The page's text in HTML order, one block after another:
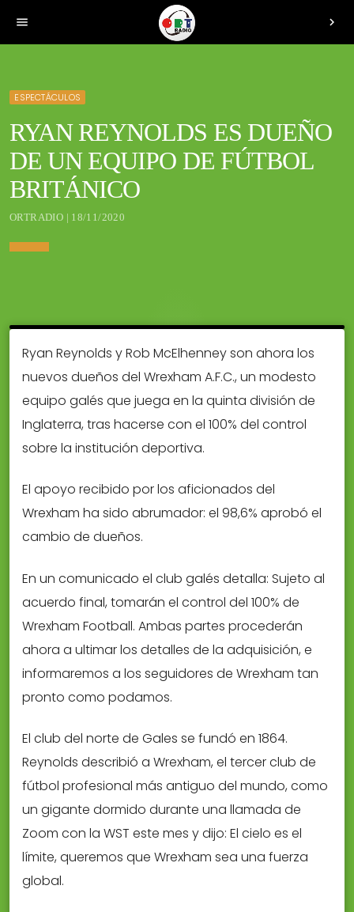
menu chevron_right
ESPECTÁCULOS
RYAN REYNOLDS ES DUEÑO
DE UN EQUIPO DE FÚTBOL
BRITÁNICO
ORTRADIO | 18/11/2020
Ryan Reynolds y Rob McElhenney son ahora los
nuevos dueños del Wrexham A.F.C., un modesto
equipo galés que juega en la quinta división de
Inglaterra, tras hacerse con el 100% del control
sobre la institución deportiva.
El apoyo recibido por los aficionados del
Wrexham ha sido abrumador: el 98,6% aprobó el
cambio de dueños.
En un comunicado el club galés detalla: Sujeto al
acuerdo final, tomarán el control del 100% de
Wrexham Football. Ambas partes procederán
ahora a ultimar los detalles de la adquisición, e
informaremos a los seguidores de Wrexham tan
pronto como podamos.
El club del norte de Gales se fundó en 1864.
Reynolds describió a Wrexham, el tercer club de
fútbol profesional más antiguo del mundo, como
un gigante dormido durante una llamada de
Zoom con la WST este mes y dijo: El cielo es el
límite, queremos que Wrexham sea una fuerza
global.